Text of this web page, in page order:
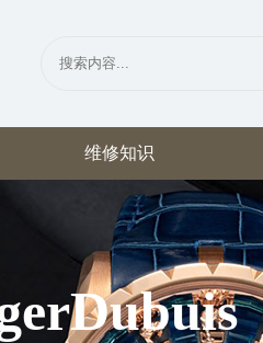
维修知识